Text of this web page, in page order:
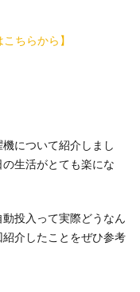
ちらから】
について紹介しまし
生活がとても楽にな
動投入って実際どうなん
介したことをぜひ参考